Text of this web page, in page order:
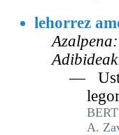
lehorrez
Azalpena:
— Uste
A.